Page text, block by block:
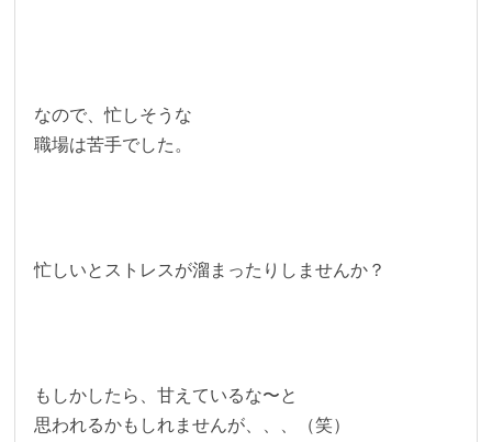
なので、忙しそうな
職場は苦手でした。
忙しいとストレスが溜まったりしませんか？
もしかしたら、甘えているな〜と
思われるかもしれませんが、、、（笑）